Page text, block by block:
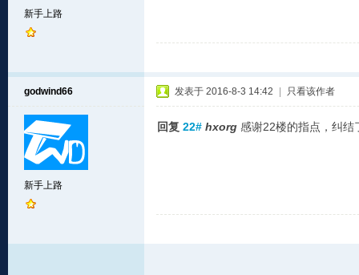
新手上路
godwind66
新手上路
发表于 2016-8-3 14:42 只看该作者
回复 22# hxorg 感谢22楼的指点，纠结